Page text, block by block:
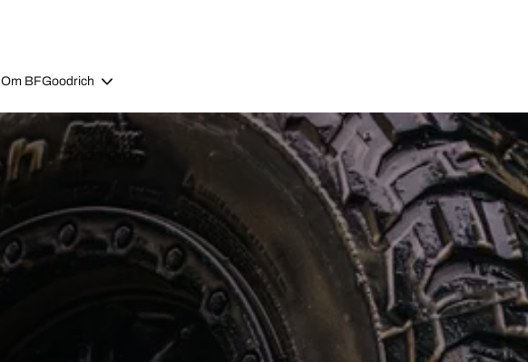
Om BFGoodrich